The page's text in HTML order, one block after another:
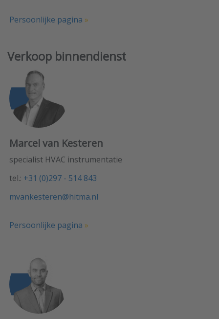
Persoonlijke pagina »
Verkoop binnendienst
Marcel van Kesteren
specialist HVAC instrumentatie
tel.: +31 (0)297 - 514 843
mvankesteren@hitma.nl
Persoonlijke pagina »